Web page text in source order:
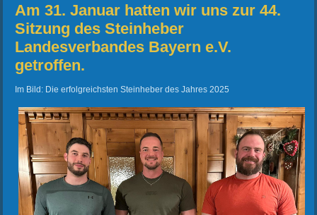
Am 31. Januar hatten wir uns zur 44.
Sitzung des Steinheber
Landesverbandes Bayern e.V.
getroffen.
Im Bild: Die erfolgreichsten Steinheber des Jahres 2025